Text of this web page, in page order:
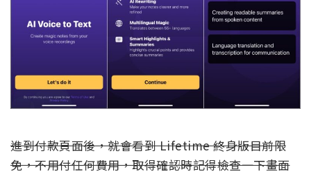
進到付款頁面後，就會看到 Lifetime 終身版目前限
免，不用付任何費用，取得確認時記得檢查一下畫面